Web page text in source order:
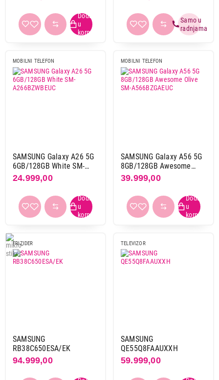
A566BZAAEUC
MOBILNI TELEFON
SAMSUNG Galaxy A26 5G
6GB/128GB White SM-
A266BZWBEUC
24.999,00
MOBILNI TELEFON
SAMSUNG Galaxy A56 5G
8GB/128GB Awesome
Olive SM-A566BZGAEUC
39.999,00
FRIZIDER
SAMSUNG
RB38C650ESA/EK
94.999,00
TELEVIZOR
SAMSUNG
QE55Q8FAAUXXH
59.999,00